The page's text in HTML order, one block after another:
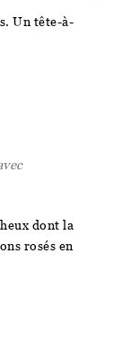
Un tête-à-
dont la
rosés en